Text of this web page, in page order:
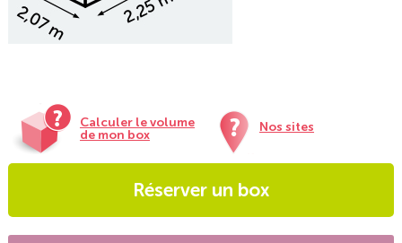
Calculer le volume
de mon box
Nos sites
Réserver un box